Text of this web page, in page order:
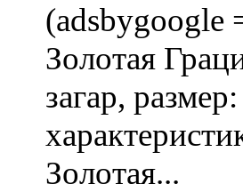
(adsbygoogle
Золотая
загар,
Золотая...